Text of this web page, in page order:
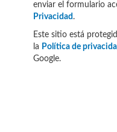
enviar el formulario
Privacidad .
Este sitio está
la Política de
Google.